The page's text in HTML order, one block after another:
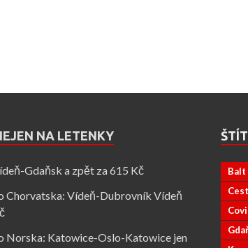
NA LETENKY
Gdaňsk a zpět za 615 Kč
Chorvatska: Vídeň-Dubrovník Vídeň
Norska: Katowice-Oslo-Katowice jen
Balt